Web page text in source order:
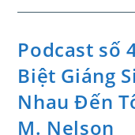
Podcast số
Biệt Giáng
Nhau Đến
M. Nelson